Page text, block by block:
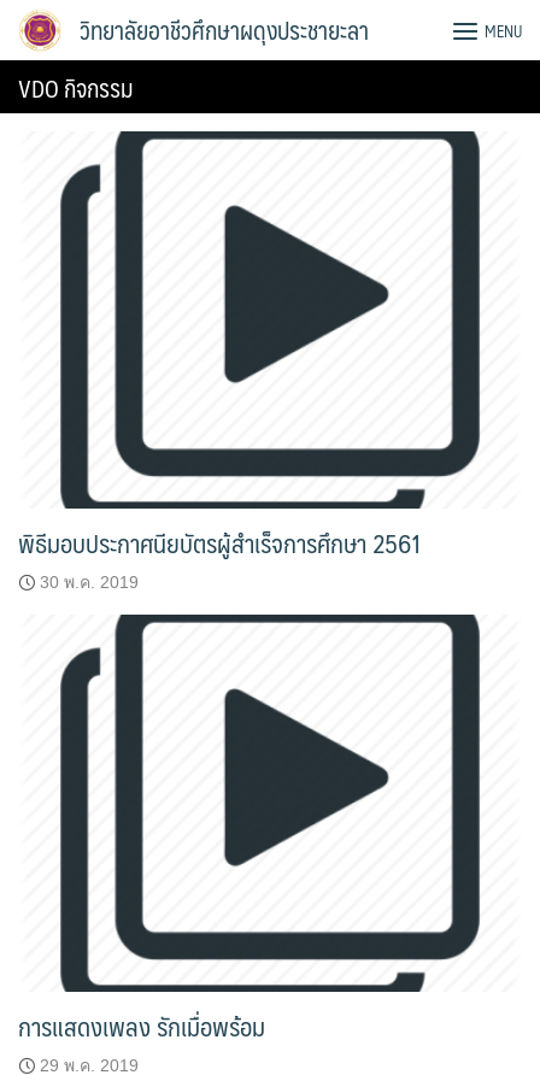
Skip
วิทยาลัยอาชีวศึกษาผดุงประชายะลา MENU
VDO กิจกรรม
พิธีมอบประกาศนียบัตรผู้สำเร็จการศึกษา 2561
30 พ.ค. 2019
การแสดงเพลง รักเมื่อพร้อม
29 พ.ค. 2019